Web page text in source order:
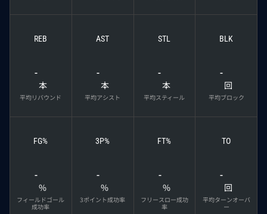
REB
-
本
平均リバウンド
AST
-
本
平均アシスト
STL
-
本
平均スティール
BLK
-
回
平均ブロック
FG%
-
%
フィールドゴール
成功率
3P%
-
%
3ポイント成功率
FT%
-
%
フリースロー成功
率
TO
-
回
平均ターンオーバ
ー